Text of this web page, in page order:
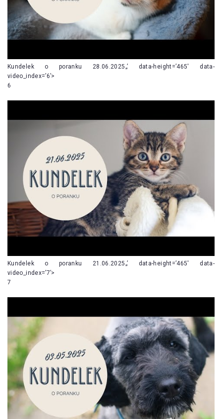
Kundelek o poranku 28.06.2025„’ data-height=’465′ data-
video_index=’6’>
6
Kundelek o poranku 21.06.2025„’ data-height=’465′ data-
video_index=’7’>
7